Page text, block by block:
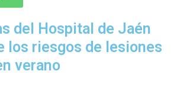
del Hospital de Jaén
los riesgos de lesiones
verano